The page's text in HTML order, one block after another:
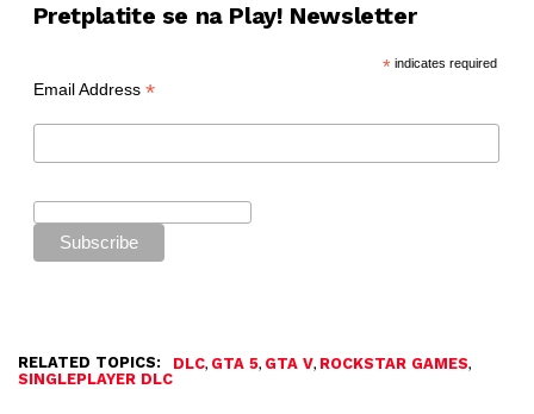
Pretplatite se na Play! Newsletter
*indicates required
Email Address *
RELATED TOPICS: DLC, GTA 5, GTA V, ROCKSTAR GAMES,
SINGLEPLAYER DLC